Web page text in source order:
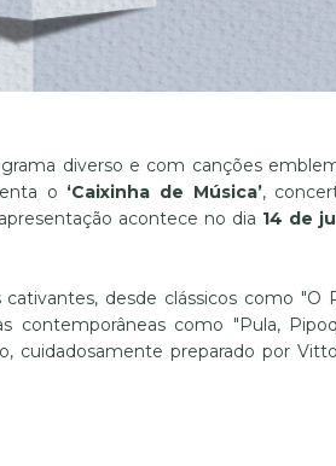
diverso e com canções
o ‘Caixinha de Música’,
acontece no dia 14 de
desde clássicos como "O
contemporâneas como "Pula,
cuidadosamente preparado por